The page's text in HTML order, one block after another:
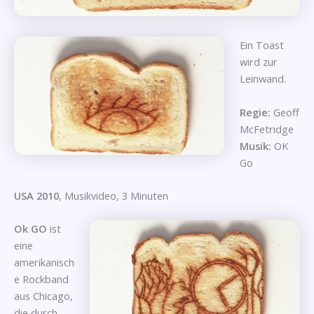
Ein Toast
wird zur
Leinwand.
Regie: Geoff
McFetridge
Musik: OK
Go
USA 2010, Musikvideo, 3 Minuten
Ok GO ist
eine
amerikanisch
e Rockband
aus Chicago,